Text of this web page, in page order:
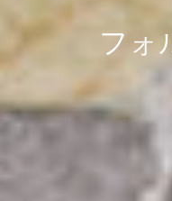
フォ